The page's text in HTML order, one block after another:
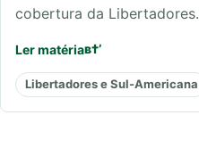
cobertura da Libertadores.
Ler matéria
Libertadores e Sul-Americana